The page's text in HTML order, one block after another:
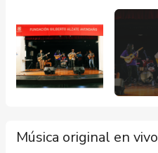
Música original en vivo